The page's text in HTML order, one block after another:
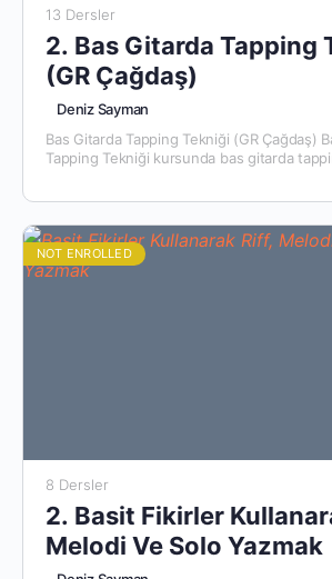
13 Dersler
2. Bas Gitarda Tapping
(GR Çağdaş)
Deniz Sayman
Bas Gitarda Tapping Tekniği (GR Çağdaş)
Tapping Tekniği kursunda bas gitarda
NOT ENROLLED
8 Dersler
2. Basit Fikirler
Melodi Ve Solo Yazmak